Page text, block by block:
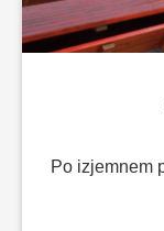
Po izjemnem